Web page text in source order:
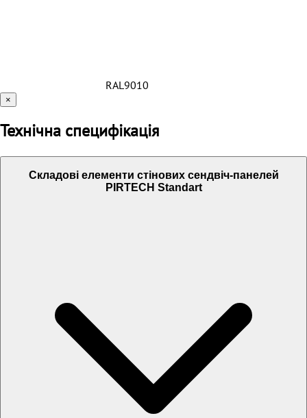
RAL9010
×
Технічна специфікація
Складові елементи стінових сендвіч-панелей
PIRTECH Standart